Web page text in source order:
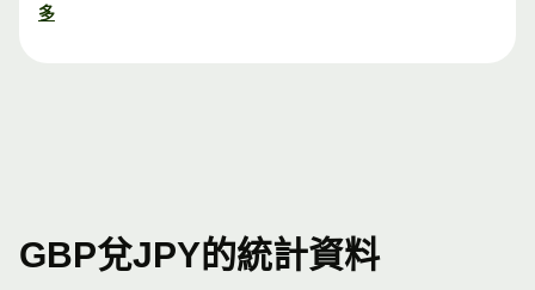
多
GBP兌JPY的統計資料